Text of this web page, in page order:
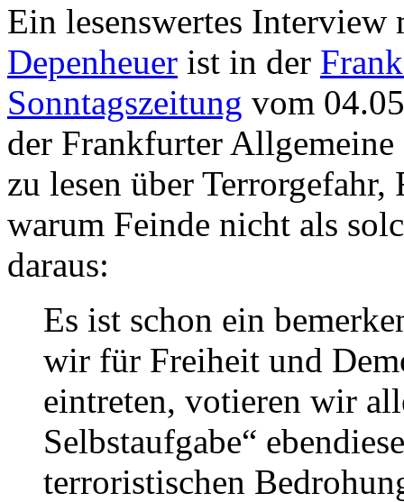
Ein lesenswertes
Depenheuer ist in der
Sonntagszeitung vom
der Frankfurter
zu lesen über Terrorgefahr,
warum Feinde nicht als
daraus:
Es ist schon ein
wir für Freiheit und
eintreten, votieren wir
Selbstaufgabe“
terroristischen